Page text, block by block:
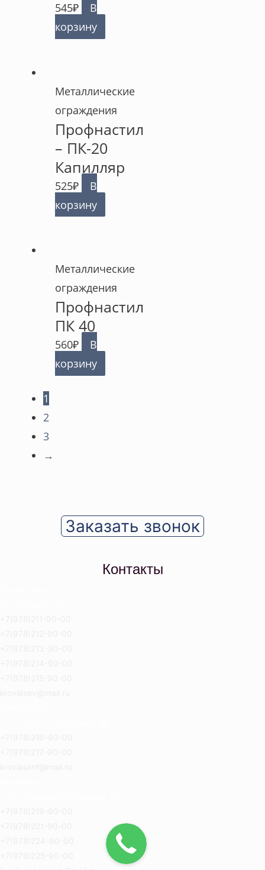
545₽
В
корзину
Металлические
ограждения
Профнастил
– ПК-20
Капилляр
525₽
В
корзину
Металлические
ограждения
Профнастил
ПК 40
560₽
В
корзину
1
2
3
→
Заказать звонок
Контакты